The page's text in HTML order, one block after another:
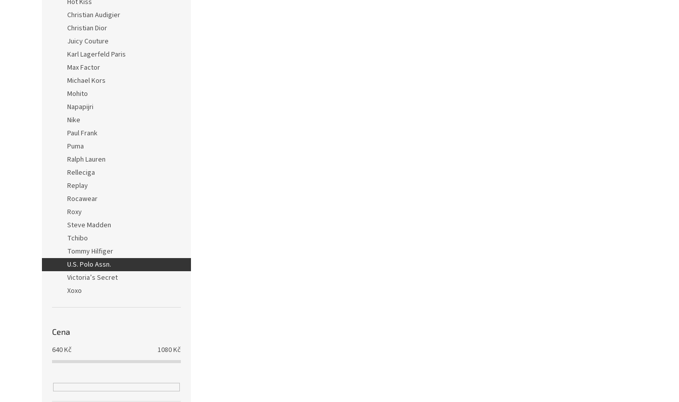
Hot Kiss
Christian Audigier
Christian Dior
Juicy Couture
Karl Lagerfeld Paris
Max Factor
Michael Kors
Mohito
Napapijri
Nike
Paul Frank
Puma
Ralph Lauren
Relleciga
Replay
Rocawear
Roxy
Steve Madden
Tchibo
Tommy Hilfiger
U.S. Polo Assn.
Victoria’s Secret
Xoxo
Cena
640Kč 1080Kč